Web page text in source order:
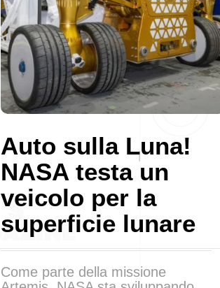
Auto sulla Luna!
NASA testa un
veicolo per la
superficie lunare
Come parte della missione